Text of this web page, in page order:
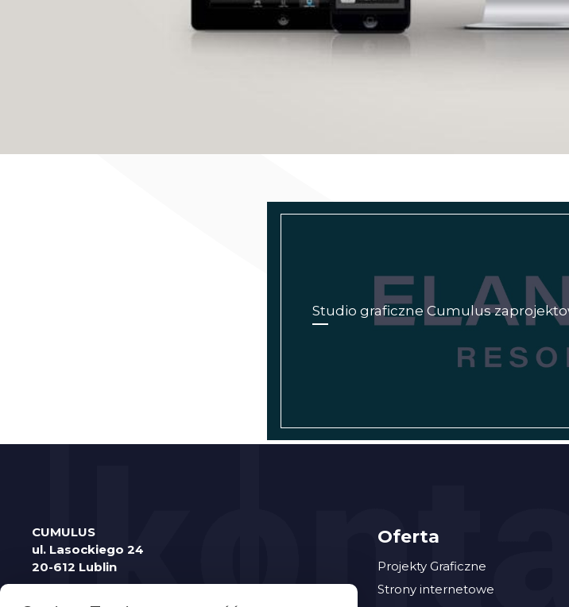
Studio graficzne Cumulus
CUMULUS
ul. Lasockiego 24
20-612 Lublin
Oferta
Projekty Graficzne
Strony internetowe